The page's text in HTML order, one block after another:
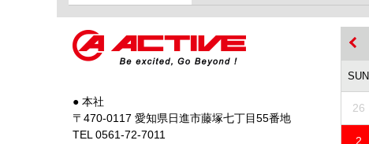
● 本社
〒470-0117 愛知県日進市藤塚七丁目55番地
TEL 0561-72-7011
SUN
26
2